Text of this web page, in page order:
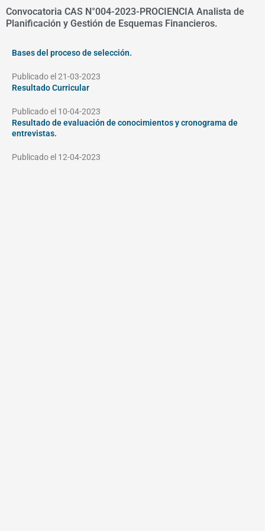
Convocatoria CAS N°004-2023-PROCIENCIA Analista de
Planificación y Gestión de Esquemas Financieros.
Bases del proceso de selección.
Publicado el 21-03-2023
Resultado Curricular
Publicado el 10-04-2023
Resultado de evaluación de conocimientos y cronograma de
entrevistas.
Publicado el 12-04-2023